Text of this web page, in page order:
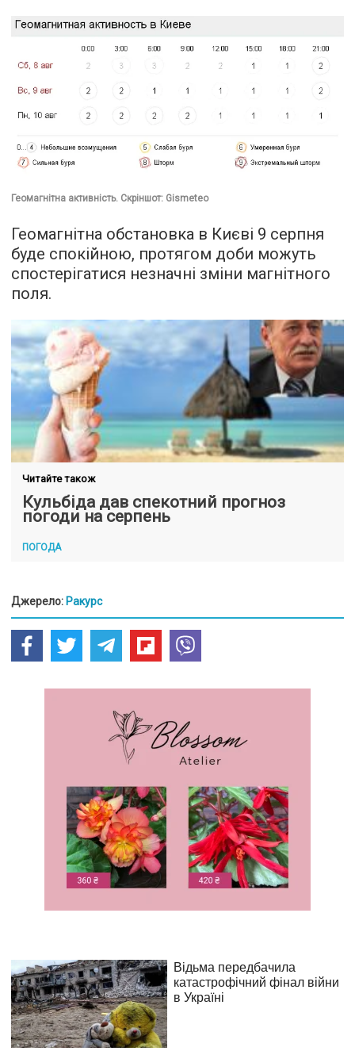
Геомагнітна активність. Скріншот: Gismeteo
Геомагнітна обстановка в Києві 9 серпня
буде спокійною, протягом доби можуть
спостерігатися незначні зміни магнітного
поля.
Читайте також
Кульбіда дав спекотний прогноз
погоди на серпень
ПОГОДА
Джерело: Ракурс